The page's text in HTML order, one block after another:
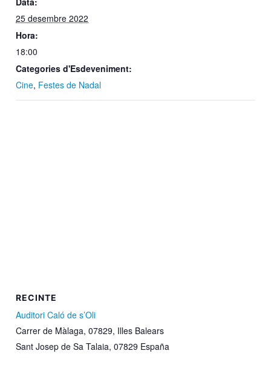
25 desembre 2022
Hora:
18:00
Categories d'Esdeveniment:
Cine, Festes de Nadal
RECINTE
Auditori Caló de s’Oli
Carrer de Màlaga, 07829, Illes Balears
Sant Josep de Sa Talaia, 07829 España